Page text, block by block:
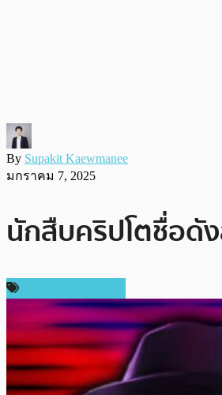
By Supakit Kaewmanee
มกราคม 7, 2025
นักสืบคริปโตชื่อดั